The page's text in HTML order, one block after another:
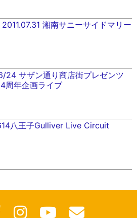
湘南サニーサイドマリー
24 サザン通り商店街プレゼンツ
周年企画ライブ
八王子Gulliver Live Circuit